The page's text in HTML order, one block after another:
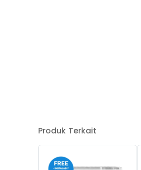
Produk Terkait